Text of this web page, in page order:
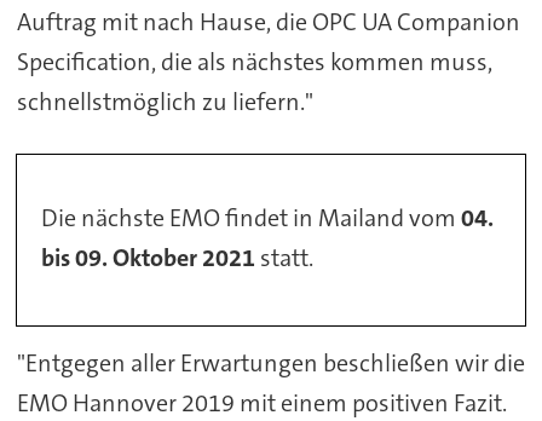
Auftrag mit nach Hause, die OPC UA Companion
Specification, die als nächstes kommen muss,
schnellstmöglich zu liefern."
Die nächste EMO findet in Mailand vom04.
bis 09. Oktober 2021 statt.
"Entgegen aller Erwartungen beschließen wir die
EMO Hannover 2019 mit einem positiven Fazit.